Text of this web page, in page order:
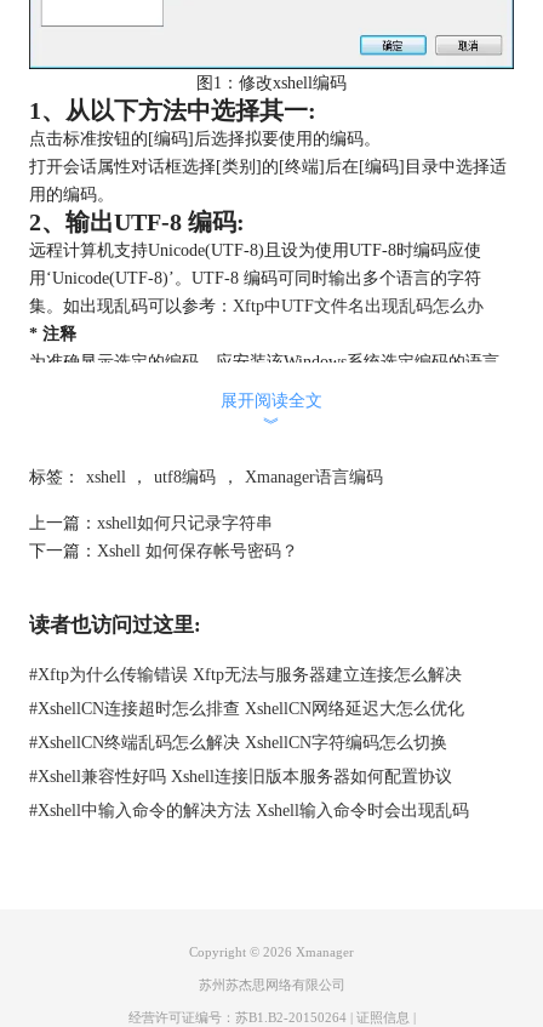
图1：修改xshell编码
1、从以下方法中选择其一:
点击标准按钮的[编码]后选择拟要使用的编码。
打开会话属性对话框选择[类别]的[终端]后在[编码]目录中选择适
用的编码。
2、输出UTF-8 编码:
远程计算机支持Unicode(UTF-8)且设为使用UTF-8时编码应使
用‘Unicode(UTF-8)’。UTF-8 编码可同时输出多个语言的字符
集。如出现乱码可以参考： Xftp中UTF文件名出现乱码怎么办
* 注释
为准确显示选定的编码，应安装该Windows系统选定编码的语言
编码选项不会改变键盘输入值，必要时应安装Windows提供的IME
文章为原创，转载请注明原址：
展开阅读全文
︾
标签： xshell ， utf8编码 ， Xmanager语言编码
上一篇： xshell如何只记录字符串
下一篇： Xshell 如何保存帐号密码？
读者也访问过这里:
#Xftp为什么传输错误 Xftp无法与服务器建立连接怎么解决
#XshellCN连接超时怎么排查 XshellCN网络延迟大怎么优化
#XshellCN终端乱码怎么解决 XshellCN字符编码怎么切换
#Xshell兼容性好吗 Xshell连接旧版本服务器如何配置协议
#Xshell中输入命令的解决方法 Xshell输入命令时会出现乱码
Copyright © 2026 Xmanager
苏州苏杰思网络有限公司
经营许可证编号：苏B1.B2-20150264| 证照信息 |